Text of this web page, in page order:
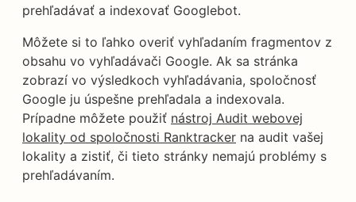
prehľadávať a indexovať Googlebot.
Môžete si to ľahko overiť vyhľadaním fragmentov z
obsahu vo vyhľadávači Google. Ak sa stránka
zobrazí vo výsledkoch vyhľadávania, spoločnosť
Google ju úspešne prehľadala a indexovala.
Prípadne môžete použiť nástroj Audit webovej
lokality od spoločnosti Ranktracker na audit vašej
lokality a zistiť, či tieto stránky nemajú problémy s
prehľadávaním.